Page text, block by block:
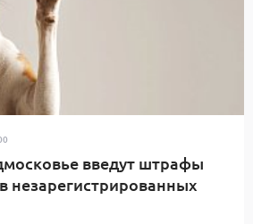
введут штрафы
незарегистрированных